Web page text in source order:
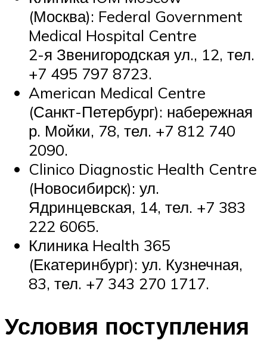
(Москва): Federal Government
Medical Hospital Centre
2-я Звенигородская ул., 12, тел.
+7 495 797 8723.
American Medical Centre
(Санкт-Петербург): набережная
р. Мойки, 78, тел. +7 812 740
2090.
Clinico Diagnostic Health Centre
(Новосибирск): ул.
Ядринцевская, 14, тел. +7 383
222 6065.
Клиника Health 365
(Екатеринбург): ул. Кузнечная,
83, тел. +7 343 270 1717.
Условия поступления